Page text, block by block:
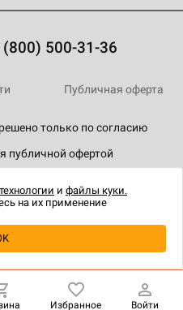
(800) 500-31-36
только по согласию
публичной офертой
Публичная оферта
Избранное Войти
и файлы куки.
на их применение